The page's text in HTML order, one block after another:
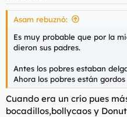
s
Asam rebuznó:
Es muy probable que por la
dieron sus padres.
Antes los pobres estaban
Ahora los pobres están
Cuando era un crío pues
bocadillos,bollycaos y